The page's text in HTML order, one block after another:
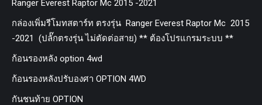
Ranger Everest Raptor Mc 2015 -2021
กล่องเพิ่มรีโมทสตาร์ท ตรงรุ่น Ranger Everest Raptor Mc 2015
-2021 (ปลั๊กตรงรุ่น ไม่ตัดต่อสาย) ** ต้องโปรแกรมระบบ **
ก้อนรองหลัง option 4wd
ก้อนรองหลังปรับองศา OPTION 4WD
กันชนท้าย OPTION